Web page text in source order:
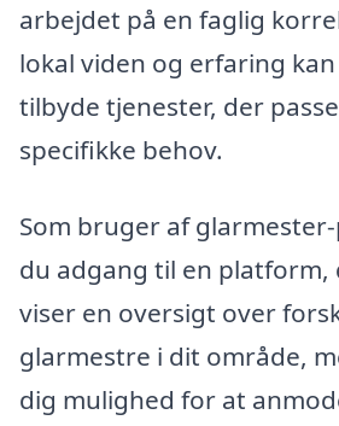
arbejdet på en faglig
lokal viden og erfaring
tilbyde tjenester, der
specifikke behov.
Som bruger af
du adgang til en platform,
viser en oversigt over
glarmestre i dit område,
dig mulighed for at